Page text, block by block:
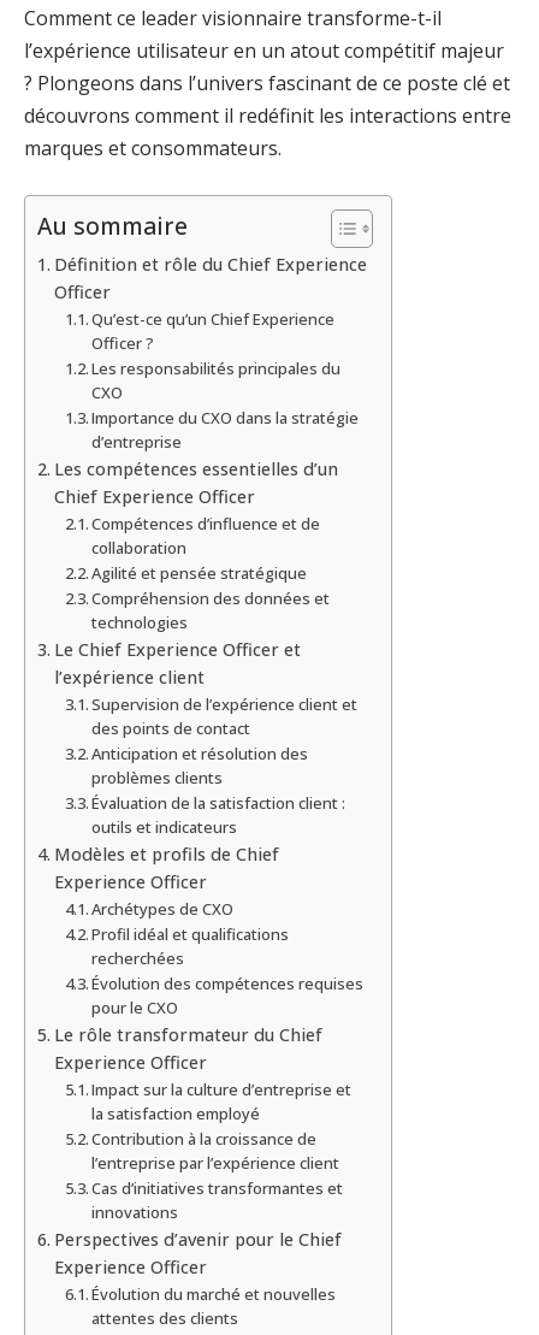
Comment ce leader visionnaire transforme-t-il
l’expérience utilisateur en un atout compétitif majeur
? Plongeons dans l’univers fascinant de ce poste clé et
découvrons comment il redéfinit les interactions entre
marques et consommateurs.
Au sommaire
Définition et rôle du Chief Experience
Officer
Qu’est-ce qu’un Chief Experience
Officer ?
Les responsabilités principales du
CXO
Importance du CXO dans la stratégie
d’entreprise
Les compétences essentielles d’un
Chief Experience Officer
Compétences d’influence et de
collaboration
Agilité et pensée stratégique
Compréhension des données et
technologies
Le Chief Experience Officer et
l’expérience client
Supervision de l’expérience client et
des points de contact
Anticipation et résolution des
problèmes clients
Évaluation de la satisfaction client :
outils et indicateurs
Modèles et profils de Chief
Experience Officer
Archétypes de CXO
Profil idéal et qualifications
recherchées
Évolution des compétences requises
pour le CXO
Le rôle transformateur du Chief
Experience Officer
Impact sur la culture d’entreprise et
la satisfaction employé
Contribution à la croissance de
l’entreprise par l’expérience client
Cas d’initiatives transformantes et
innovations
Perspectives d’avenir pour le Chief
Experience Officer
Évolution du marché et nouvelles
attentes des clients